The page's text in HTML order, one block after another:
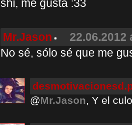
shi, me gusta :33
Mr.Jason
22.06.2012
No sé, sólo sé que me
@Mr.Jason, Y el